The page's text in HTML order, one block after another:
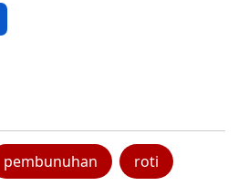
pembunuhan roti